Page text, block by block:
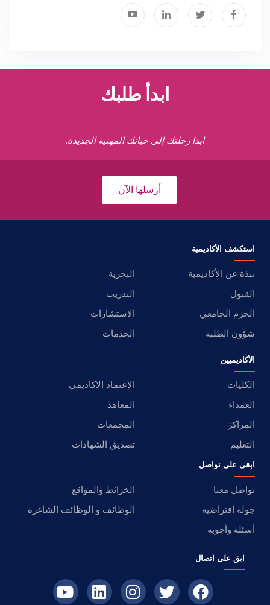
ابدأ طلبك
ابدأ رحلتك إلى حياتك المهنية الجديدة.
أرسلها الآن
استكشف الأكاديمية
نبذة عن الأكاديمية
البحرية
القبول
التدريب
الحرم الجامعي
الاستشارات
شؤون الطلبة
الخدمات
الأكاديميين
الكليات
الاعتماد الاكاديمي
العمداء
المعاهد
المراكز
المجمعات
التعليم
تصديق الشهادات
ابقى على تواصل
تواصل معنا
الخرائط والمواقع
جولة افتراضية
الوظائف و الوظائف الشاغرة
أسئلة وأجوبة
ابق على اتصال